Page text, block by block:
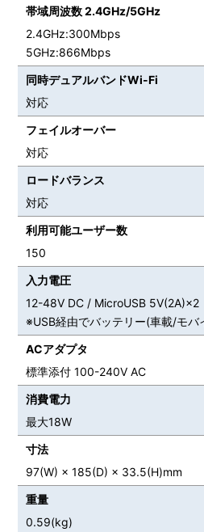
帯域周波数 2.4GHz/5GHz
2.4GHz:300Mbps
5GHz:866Mbps
同時デュアルバンドWi-Fi
対応
フェイルオーバー
対応
ロードバランス
対応
利用可能ユーザー数
150
入力電圧
12-48V DC / MicroUSB 5V(2A)×2
※USB経由でバッテリー(車載/モバ
ACアダプタ
標準添付 100-240V AC
消費電力
最大18W
寸法
97(W) × 185(D) × 33.5(H)mm
重量
0.59(kg)